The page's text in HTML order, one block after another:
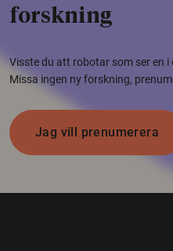
forskning
Visste du att robotar som ser en
Missa ingen ny forskning,
Jag vill prenumerera